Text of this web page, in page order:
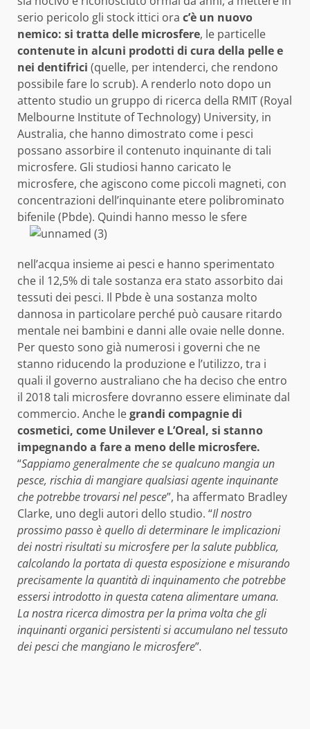
serio pericolo gli stock ittici ora c’è un nuovo
nemico: si tratta delle microsfere, le particelle
contenute in alcuni prodotti di cura della pelle e
nei dentifrici (quelle, per intenderci, che rendono
possibile fare lo scrub). A renderlo noto dopo un
attento studio un gruppo di ricerca della RMIT (Royal
Melbourne Institute of Technology) University, in
Australia, che hanno dimostrato come i pesci
possano assorbire il contenuto inquinante di tali
microsfere. Gli studiosi hanno caricato le
microsfere, che agiscono come piccoli magneti, con
concentrazioni dell’inquinante etere polibrominato
bifenile (Pbde). Quindi hanno messo le sfere
nell’acqua insieme ai pesci e hanno sperimentato
che il 12,5% di tale sostanza era stato assorbito dai
tessuti dei pesci. Il Pbde è una sostanza molto
dannosa in particolare perché può causare ritardo
mentale nei bambini e danni alle ovaie nelle donne.
Per questo sono già numerosi i governi che ne
stanno riducendo la produzione e l’utilizzo, tra i
quali il governo australiano che ha deciso che entro
il 2018 tali microsfere dovranno essere eliminate dal
commercio. Anche legrandi compagnie di
cosmetici, come Unilever e L’Oreal, si stanno
impegnando a fare a meno delle microsfere.
“Sappiamo generalmente che se qualcuno mangia un
pesce, rischia di mangiare qualsiasi agente inquinante
che potrebbe trovarsi nel pesce”, ha affermato Bradley
Clarke, uno degli autori dello studio. “Il nostro
prossimo passo è quello di determinare le implicazioni
dei nostri risultati su microsfere per la salute pubblica,
calcolando la portata di questa esposizione e misurando
precisamente la quantità di inquinamento che potrebbe
essersi introdotto in questa catena alimentare umana.
La nostra ricerca dimostra per la prima volta che gli
inquinanti organici persistenti si accumulano nel tessuto
dei pesci che mangiano le microsfere”.